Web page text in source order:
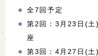
全7回予定
第2回：3月23日(
座
第3回：4月27日(